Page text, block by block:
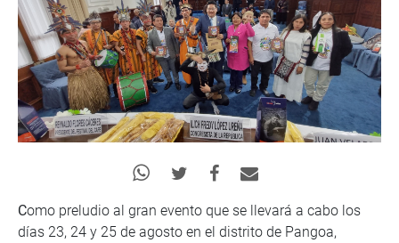
Como preludio al gran evento que se llevará a cabo los
días 23, 24 y 25 de agosto en el distrito de Pangoa,